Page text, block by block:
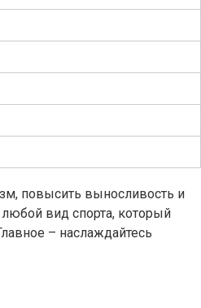
повысить выносливость и
вид спорта, который
– наслаждайтесь